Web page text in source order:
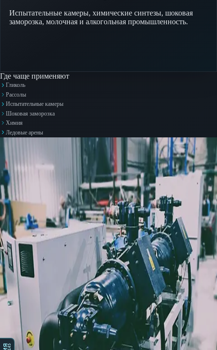
Испытательные камеры, химические синтезы, шоковая
заморозка, молочная и алкогольная промышленность.
Где чаще применяют
Гликоль
Рассолы
Испытательные камеры
Шоковая заморозка
Химия
Ледовые арены